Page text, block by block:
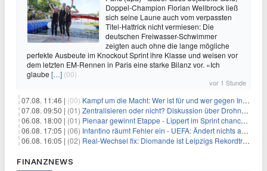
Doppel-Champion Florian Wellbrock ließ
sich seine Laune auch vom verpassten
Titel-Hattrick nicht vermiesen: Die
deutschen Freiwasser-Schwimmer
zeigten auch ohne die lange mögliche
perfekte Ausbeute im Knockout Sprint ihre Klasse und weisen vor
dem letzten EM-Rennen in Paris eine starke Bilanz vor. «Ich
glaube […] (00)
vor 1 Stunde
07.08. 11:46 | (00) Kampf um die Macht: Wer ist für und wer gegen Infantino?
07.08. 09:50 | (01) Zentralisieren oder nicht? Diskussion über Drohnenabwehr
06.08. 18:00 | (01) Pienaar gewinnt Etappe - Lippert im Sprint chancenlos
06.08. 17:05 | (06) Infantino räumt Fehler ein - UEFA: Ändert nichts an Boykott
06.08. 16:05 | (02) Real-Wechsel fix: Diomande ist Leipzigs Rekordtransfer
FINANZNEWS